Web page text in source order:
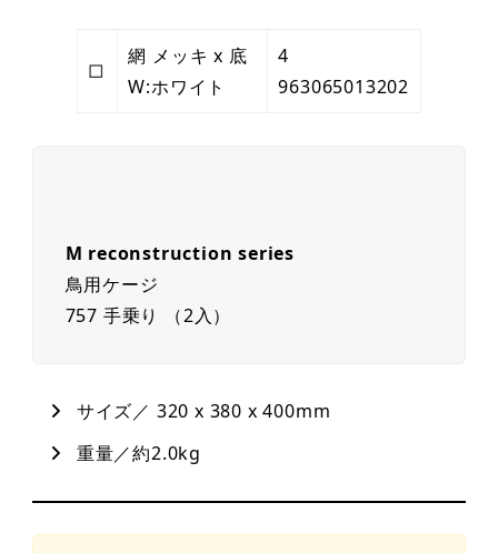
□
網 メッキ x 底
W:ホワイト
4
963065013202
M reconstruction series
鳥用ケージ
757 手乗り （2入）
サイズ／ 320 x 380 x 400mm
重量／約2.0kg